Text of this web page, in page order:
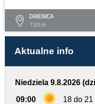
DRIENICA
720 m
Aktualne info
Niedziela 9.8.2026
09:00 18 do 21